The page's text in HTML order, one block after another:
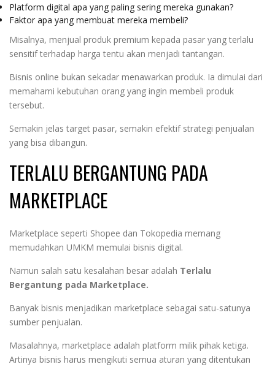
Platform digital apa yang paling sering mereka gunakan?
Faktor apa yang membuat mereka membeli?
Misalnya, menjual produk premium kepada pasar yang terlalu
sensitif terhadap harga tentu akan menjadi tantangan.
Bisnis online bukan sekadar menawarkan produk. Ia dimulai dari
memahami kebutuhan orang yang ingin membeli produk
tersebut.
Semakin jelas target pasar, semakin efektif strategi penjualan
yang bisa dibangun.
TERLALU BERGANTUNG PADA
MARKETPLACE
Marketplace seperti Shopee dan Tokopedia memang
memudahkan UMKM memulai bisnis digital.
Namun salah satu kesalahan besar adalah Terlalu
Bergantung pada Marketplace.
Banyak bisnis menjadikan marketplace sebagai satu-satunya
sumber penjualan.
Masalahnya, marketplace adalah platform milik pihak ketiga.
Artinya bisnis harus mengikuti semua aturan yang ditentukan